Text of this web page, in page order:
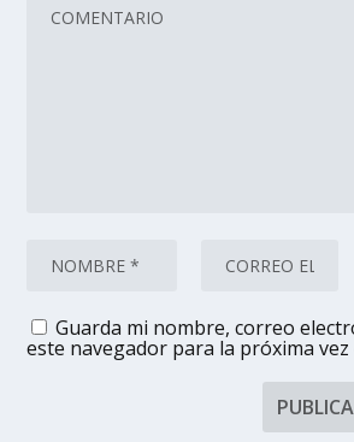
Guarda mi nombre, correo
este navegador para la próxima vez